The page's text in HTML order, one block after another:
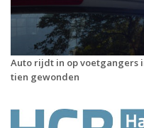
Auto rijdt in op voetgangers
tien gewonden